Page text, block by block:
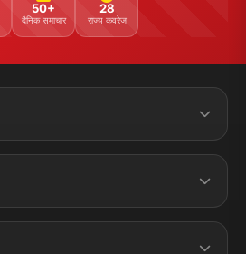
50+
दैनिक समाचार
28
राज्य कवरेज
Terms &